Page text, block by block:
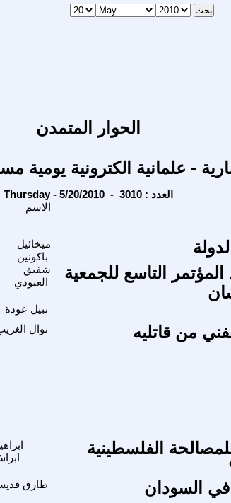
الحوار المتمدن
- علمانية الكترونية يومية
Thursday - 5/20/2010 - العدد : 3010
الاسم
ميخائيل
باكونين
شفيق
العبودي
التاسع للجمعية
نبيل عودة
نوال من قاتليه
الفلسطينية
طارق في السودان